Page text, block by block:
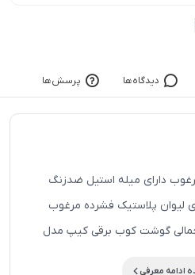
دیدگاه‌ها پرسش‌ها
دارای میله استیل ضدزنگ
لیوان پلاستیک فشرده مرغوب
گوشت کوب برقی کیپ مدل
ادامه معرفی